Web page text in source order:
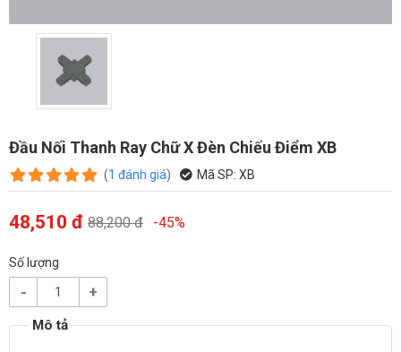
Đầu Nối Thanh Ray Chữ X Đèn Chiếu Điểm XB
(1 đánh giá) Mã SP: XB
48,510 đ 88,200 đ -45%
Số lượng
- +